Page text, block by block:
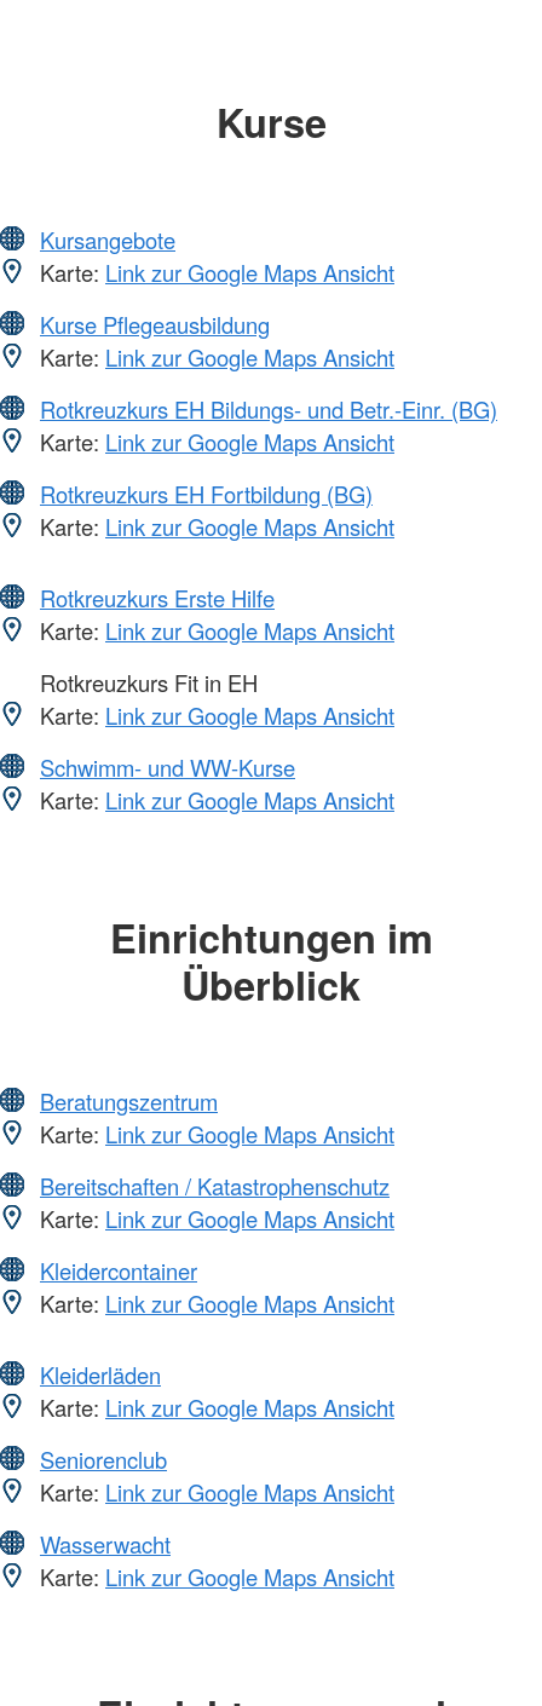
Kurse
Kursangebote
Karte: Link zur Google Maps Ansicht
Kurse Pflegeausbildung
Karte: Link zur Google Maps Ansicht
Rotkreuzkurs EH Bildungs- und Betr.-Einr. (BG)
Karte: Link zur Google Maps Ansicht
Rotkreuzkurs EH Fortbildung (BG)
Karte: Link zur Google Maps Ansicht
Rotkreuzkurs Erste Hilfe
Karte: Link zur Google Maps Ansicht
Rotkreuzkurs Fit in EH
Karte: Link zur Google Maps Ansicht
Schwimm- und WW-Kurse
Karte: Link zur Google Maps Ansicht
Einrichtungen im
Überblick
Beratungszentrum
Karte: Link zur Google Maps Ansicht
Bereitschaften / Katastrophenschutz
Karte: Link zur Google Maps Ansicht
Kleidercontainer
Karte: Link zur Google Maps Ansicht
Kleiderläden
Karte: Link zur Google Maps Ansicht
Seniorenclub
Karte: Link zur Google Maps Ansicht
Wasserwacht
Karte: Link zur Google Maps Ansicht